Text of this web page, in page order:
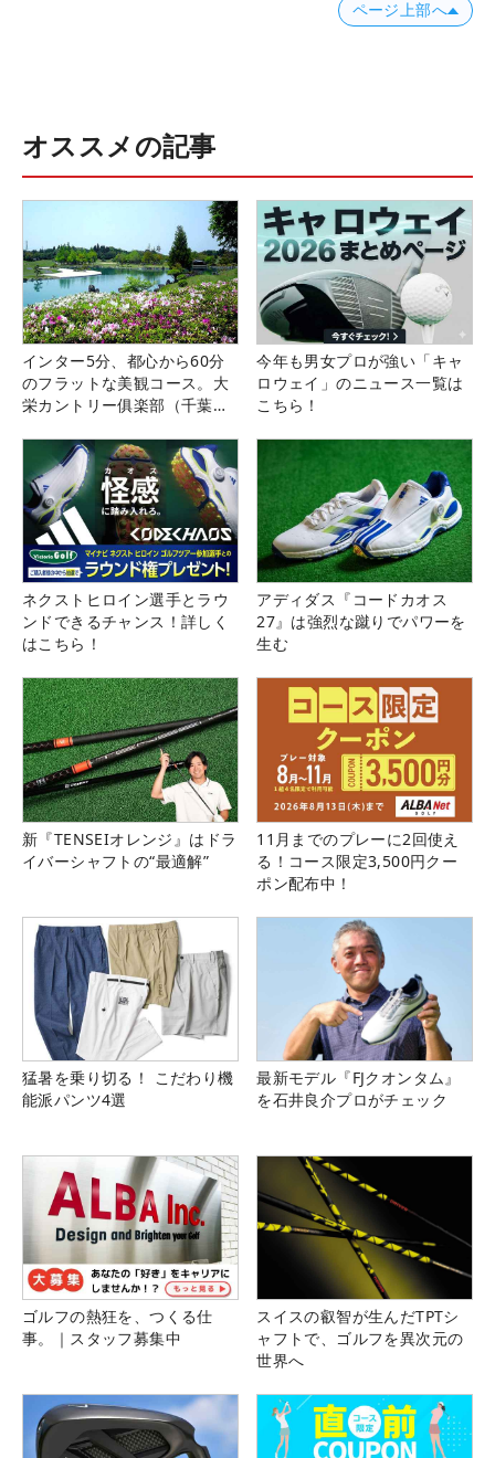
ページ上部へ
オススメの記事
インター5分、都心から60分
のフラットな美観コース。大
栄カントリー俱楽部（千葉
今年も男女プロが強い「キャ
ロウェイ」のニュース一覧は
こちら！
ネクストヒロイン選手とラウ
ンドできるチャンス！詳しく
はこちら！
アディダス『コードカオス
27』は強烈な蹴りでパワーを
生む
新『TENSEIオレンジ』はドラ
イバーシャフトの“最適解”
11月までのプレーに2回使え
る！コース限定3,500円クー
ポン配布中！
猛暑を乗り切る！ こだわり機
能派パンツ4選
最新モデル『FJクオンタム』
を石井良介プロがチェック
ゴルフの熱狂を、つくる仕
事。｜スタッフ募集中
スイスの叡智が生んだTPTシ
ャフトで、ゴルフを異次元の
世界へ